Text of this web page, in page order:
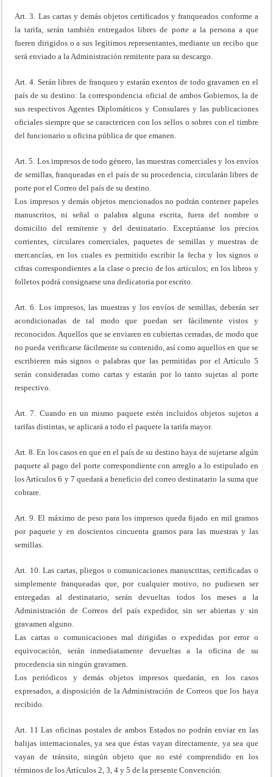
Art. 3. Las cartas y demás objetos certificados y franqueados conforme a
la tarifa, serán también entregados libres de porte a la persona a que
fueren dirigidos o a sus legítimos representantes, mediante un recibo que
será enviado a la Administración remitente para su descargo.
Art. 4. Serán libres de franqueo y estarán exentos de todo gravamen en el
país de su destino: la correspondencia oficial de ambos Gobiernos, la de
sus respectivos Agentes Diplomáticos y Consulares y las publicaciones
oficiales siempre que se caractericen con los sellos o sobres con el timbre
del funcionario u oficina pública de que emanen.
Art. 5. Los impresos de todo género, las muestras comerciales y los envíos
de semillas, franqueadas en el país de su procedencia, circularán libres de
porte por el Correo del país de su destino.
Los impresos y demás objetos mencionados no podrán contener papeles
manuscritos, ni señal o palabra alguna escrita, fuera del nombre o
domicilio del remitente y del destinatario. Exceptúanse los precios
corrientes, circulares comerciales, paquetes de semillas y muestras de
mercancías, en los cuales es permitido escribir la fecha y los signos o
cifras correspondientes a la clase o precio de los artículos; en los libros y
folletos podrá consignarse una dedicatoria por escrito.
Art. 6. Los impresos, las muestras y los envíos de semillas, deberán ser
acondicionadas de tal modo que puedan ser fácilmente vistos y
reconocidos. Aquellos que se enviaren en cubiertas cerradas, de modo que
no pueda verificarse fácilmente su contenido, así como aquellos en que se
escribieren más signos o palabras que las permitidas por el Artículo 5
serán consideradas como cartas y estarán por lo tanto sujetas al porte
respectivo.
Art. 7. Cuando en un mismo paquete estén incluidos objetos sujetos a
tarifas distintas, se aplicará a todo el paquete la tarifa mayor.
Art. 8. En los casos en que en el país de su destino haya de sujetarse algún
paquete al pago del porte correspondiente con arreglo a lo estipulado en
los Artículos 6 y 7 quedará a beneficio del correo destinatario la suma que
cobrare.
Art. 9. El máximo de peso para los impresos queda fijado en mil gramos
por paquete y en doscientos cincuenta gramos para las muestras y las
semillas.
Art. 10. Las cartas, pliegos o comunicaciones manuscritas, certificadas o
simplemente franqueadas que, por cualquier motivo, no pudiesen ser
entregadas al destinatario, serán devueltas todos los meses a la
Administración de Correos del país expedidor, sin ser abiertas y sin
gravamen alguno.
Las cartas o comunicaciones mal dirigidas o expedidas por error o
equivocación, serán inmediatamente devueltas a la oficina de su
procedencia sin ningún gravamen.
Los periódicos y demás objetos impresos quedarán, en los casos
expresados, a disposición de la Administración de Correos que los haya
recibido.
Art. 11 Las oficinas postales de ambos Estados no podrán enviar en las
balijas internacionales, ya sea que éstas vayan directamente, ya sea que
vayan de tránsito, ningún objeto que no esté comprendido en los
términos de los Artículos 2, 3, 4 y 5 de la presente Convención.